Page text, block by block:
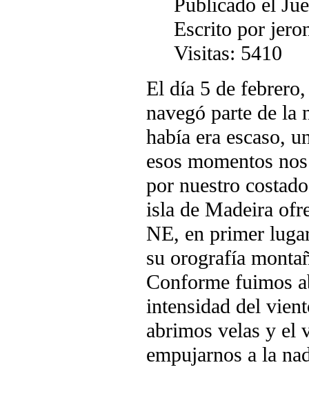
Escrito por
Visitas: 5410
El día 5 de
navegó parte de la
había era escaso,
esos momentos
por nuestro
isla de Madeira
NE, en primer
su orografía
Conforme fuimos
intensidad del
abrimos velas y el
empujarnos a la